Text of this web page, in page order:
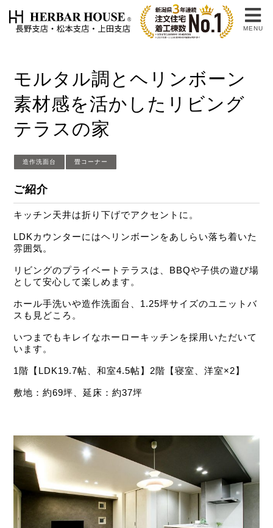
MENU
モルタル調とヘリンボーン
素材感を活かしたリビング
テラスの家
造作洗面台 畳コーナー
ご紹介
キッチン天井は折り下げでアクセントに。
LDKカウンターにはヘリンボーンをあしらい落ち着いた
雰囲気。
リビングのプライベートテラスは、BBQや子供の遊び場
として安心して楽しめます。
ホール手洗いや造作洗面台、1.25坪サイズのユニットバ
スも見どころ。
いつまでもキレイなホーローキッチンを採用いただいて
います。
1階【LDK19.7帖、和室4.5帖】2階【寝室、洋室×2】
敷地：約69坪、延床：約37坪